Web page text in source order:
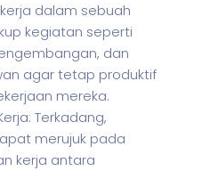
dalam sebuah
kegiatan seperti
dan
agar tetap produktif
mereka.
Terkadang,
merujuk pada
kerja antara